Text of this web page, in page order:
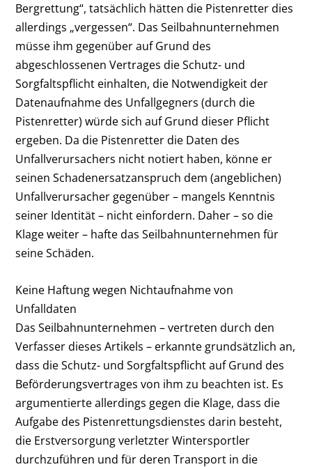
Bergrettung“, tatsächlich hätten die Pistenretter dies
allerdings „vergessen“. Das Seilbahnunternehmen
müsse ihm gegenüber auf Grund des
abgeschlossenen Vertrages die Schutz- und
Sorgfaltspflicht einhalten, die Notwendigkeit der
Datenaufnahme des Unfallgegners (durch die
Pistenretter) würde sich auf Grund dieser Pflicht
ergeben. Da die Pistenretter die Daten des
Unfallverursachers nicht notiert haben, könne er
seinen Schadenersatzanspruch dem (angeblichen)
Unfallverursacher gegenüber – mangels Kenntnis
seiner Identität – nicht einfordern. Daher – so die
Klage weiter – hafte das Seilbahnunternehmen für
seine Schäden.
Keine Haftung wegen Nichtaufnahme von
Unfalldaten
Das Seilbahnunternehmen – vertreten durch den
Verfasser dieses Artikels – erkannte grundsätzlich an,
dass die Schutz- und Sorgfaltspflicht auf Grund des
Beförderungsvertrages von ihm zu beachten ist. Es
argumentierte allerdings gegen die Klage, dass die
Aufgabe des Pistenrettungsdienstes darin besteht,
die Erstversorgung verletzter Wintersportler
durchzuführen und für deren Transport in die